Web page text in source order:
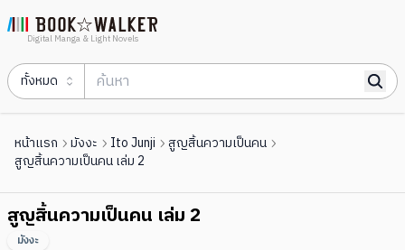
Digital Manga & Light Novels
ทั้งหมด
หน้าแรก มังงะ Ito Junji
สูญสิ้นความเป็นคน
สูญสิ้นความเป็นคน เล่ม 2
สูญสิ้นความเป็นคน เล่ม 2
มังงะ